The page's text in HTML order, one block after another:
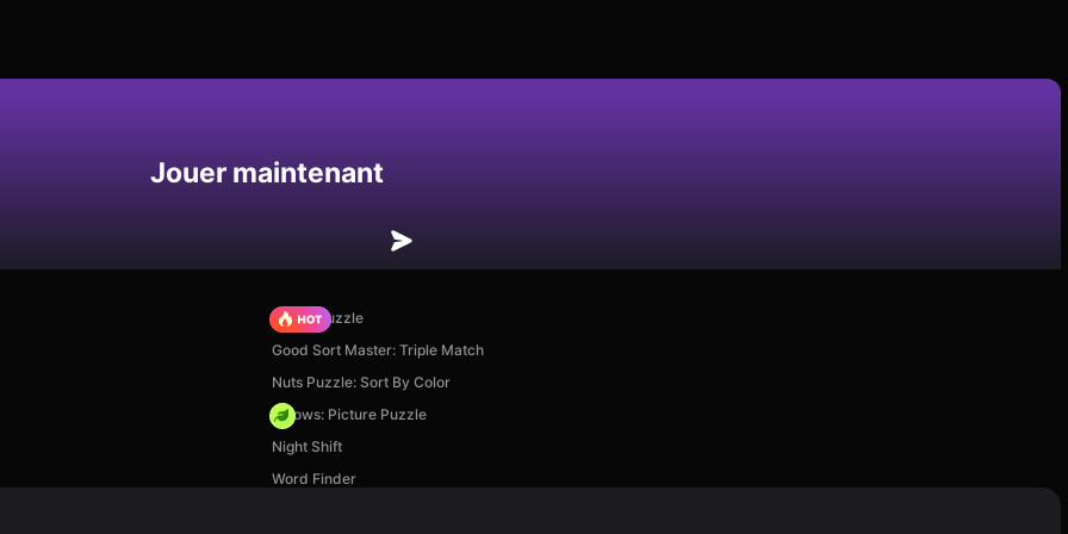
Jouer maintenant
Arrow Puzzle
Good Sort Master: Triple Match
Nuts Puzzle: Sort By Color
Arrows: Picture Puzzle
Night Shift
Word Finder